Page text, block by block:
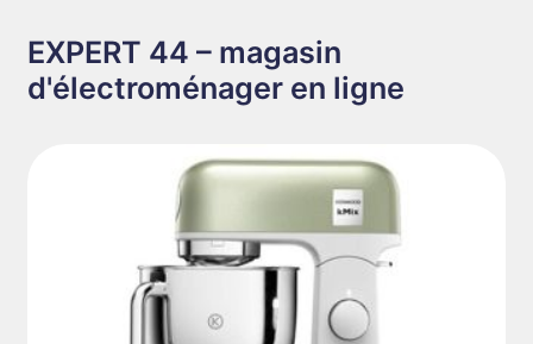
EXPERT 44 – magasin
d'électroménager en ligne